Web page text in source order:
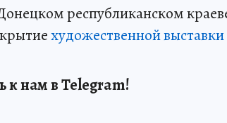
республиканском
художественной
к нам в Telegram!